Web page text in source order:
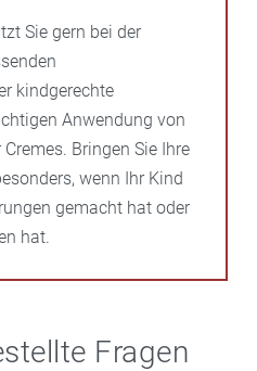
Sie gern bei der
kindgerechte
Anwendung von
Bringen Sie Ihre
wenn Ihr Kind
gemacht hat oder
hat.
Fragen